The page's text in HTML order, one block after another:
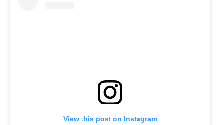
View this post on Instagram